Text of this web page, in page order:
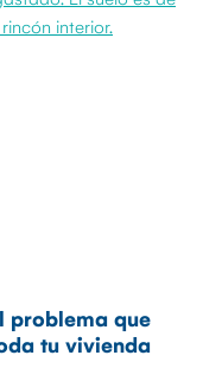
problema que
tu vivienda